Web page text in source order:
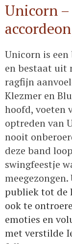
Unicorn
Unicorn is
en bestaat uit
ragfijn
Klezmer en
hoofd, voeten
optreden van
nooit
deze band
swingfeestje
meegezongen.
publiek tot de
ook te
emoties en
met verstilde